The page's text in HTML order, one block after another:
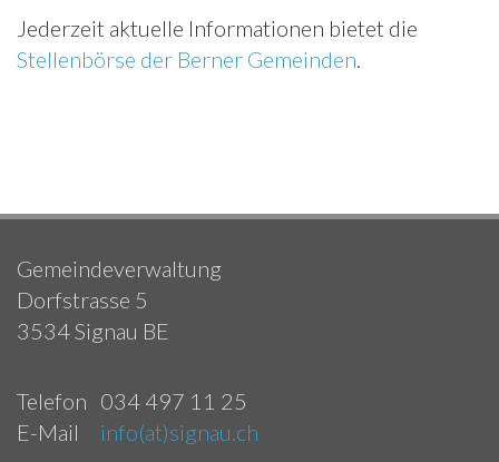
Jederzeit aktuelle Informationen bietet die
Stellenbörse der Berner Gemeinden.
Gemeindeverwaltung
Dorfstrasse 5
3534 Signau BE
Telefon 034 497 11 25
E-Mail
info(at)signau.ch